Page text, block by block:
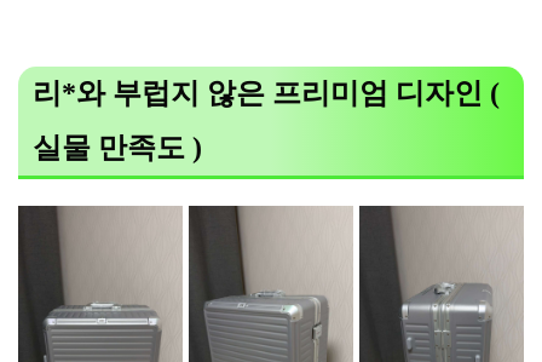
리*와 부럽지 않은 프리미엄 디자인 (
실물 만족도 )